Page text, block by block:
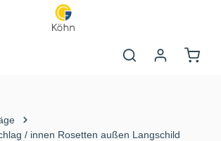
/ innen Rosetten außen Langschild